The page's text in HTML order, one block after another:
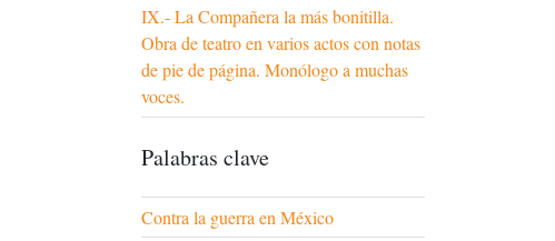
IX.- La Compañera la más bonitilla.
Obra de teatro en varios actos con notas
de pie de página. Monólogo a muchas
voces.
Palabras clave
Contra la guerra en México